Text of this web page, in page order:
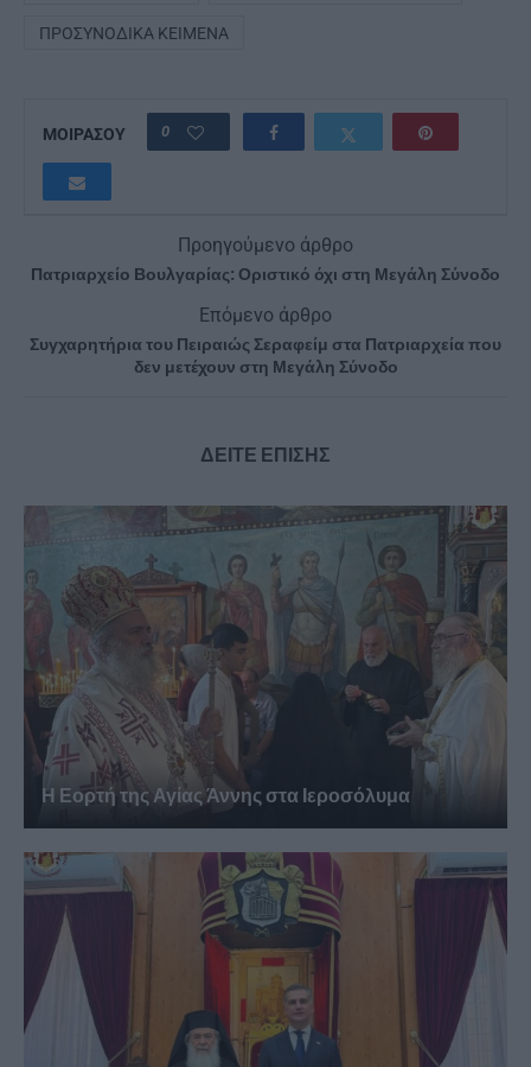
ΠΡΟΣΥΝΟΔΙΚΆ ΚΕΊΜΕΝΑ
ΜΟΙΡΑΣΟΥ 0
Προηγούμενο άρθρο
Πατριαρχείο Βουλγαρίας: Οριστικό όχι στη Μεγάλη Σύνοδο
Επόμενο άρθρο
Συγχαρητήρια του Πειραιώς Σεραφείμ στα Πατριαρχεία που
δεν μετέχουν στη Μεγάλη Σύνοδο
ΔΕΙΤΕ ΕΠΙΣΗΣ
Η Εορτή της Αγίας Άννης στα Ιεροσόλυμα